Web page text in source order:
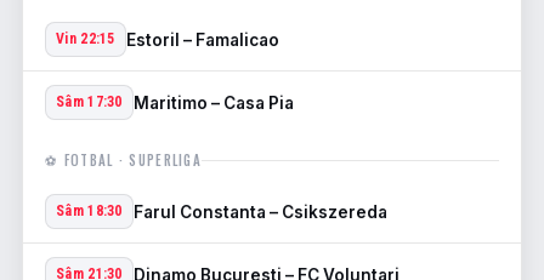
Vin 22:15 Estoril – Famalicao
Sâm 17:30 Maritimo – Casa Pia
⚽ FOTBAL · SUPERLIGA
Sâm 18:30 Farul Constanta – Csikszereda
Sâm 21:30 Dinamo Bucuresti – FC Voluntari